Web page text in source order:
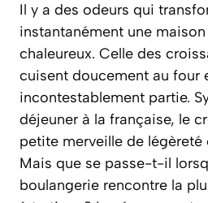
Il y a des odeurs qui
instantanément une
chaleureux. Celle des
cuisent doucement au four
incontestablement partie.
déjeuner à la française, le
petite merveille de légèreté
Mais que se passe-t-il
boulangerie rencontre la